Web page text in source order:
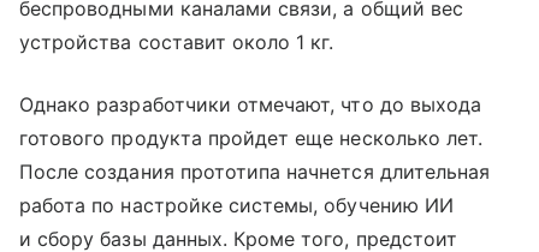
беспроводными каналами связи, а общий вес
устройства составит около 1 кг.
Однако разработчики отмечают, что до выхода
готового продукта пройдет еще несколько лет.
После создания прототипа начнется длительная
работа по настройке системы, обучению ИИ
и сбору базы данных. Кроме того, предстоит